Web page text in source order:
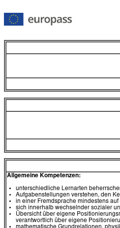
Allgemeine Kompetenzen:
unterschiedliche Lernarten
Aufgabenstellungen verstehen, den
in einer Fremdsprache mindestens
sich innerhalb wechselnder sozialer
Übersicht über eigene
verantwortlich über eigene